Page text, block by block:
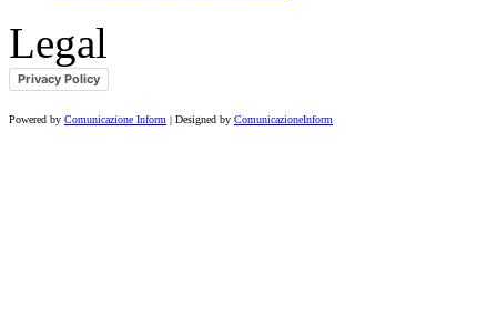
Legal
Privacy Policy
Powered by Comunicazione Inform | Designed by ComunicazioneInform